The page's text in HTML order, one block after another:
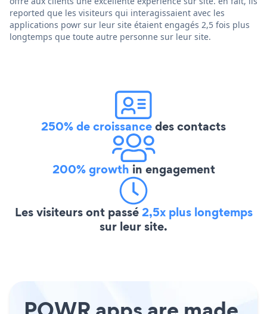
reported que les visiteurs qui interagissaient avec les
applications powr sur leur site étaient engagés 2,5 fois plus
longtemps que toute autre personne sur leur site.
250% de croissancedes contacts
200% growth in engagement
Les visiteurs ont passé2,5x plus longtemps
sur leur site.